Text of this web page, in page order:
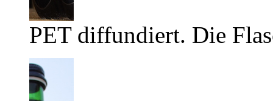
PET diffundiert. Die